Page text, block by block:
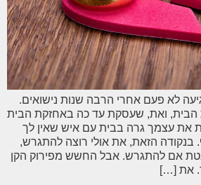
לא פעם אחרי הרבה שנות נישואים.
הבית, ואת, שעסקת עד כה באחזקת הבית
את עצמך גרה בבית עם איש שאין לך
הזאת, את אולי רוצה להתגרש,
אם להתגרש. אבל החשש מפירוק הקן
את […]